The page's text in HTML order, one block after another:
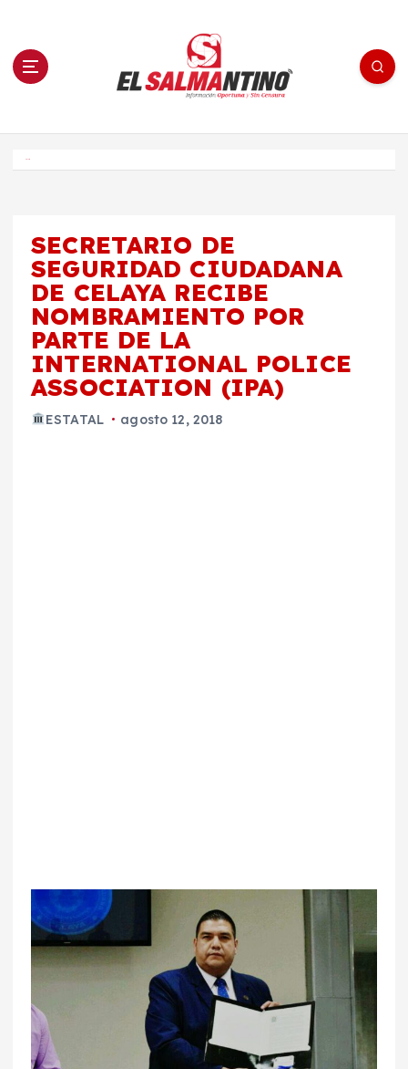
n El Salmantino - medios/noticias/editorial
SECRETARIO DE
SEGURIDAD CIUDADANA
DE CELAYA RECIBE
NOMBRAMIENTO POR
PARTE DE LA
INTERNATIONAL POLICE
ASSOCIATION (IPA)
ESTATAL agosto 12, 2018